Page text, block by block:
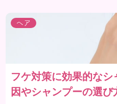
ヘア
フケ対策に効果的な
因やシャンプーの選び